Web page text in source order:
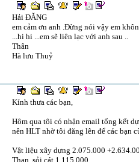
Hải ĐĂNG
em cảm ơn anh .Đừng nói vậy em
...hi hi ...em sẽ liên lạc với anh sau ..
Thân
Hà lưu Thuỷ
Kính thưa các bạn,
Hôm qua tôi có nhận email tổng kết
nên HLT nhờ tôi đăng lên để các bạn
Vật liệu xây dựng 2.075.000
Than, sỏi cát 1.115.000